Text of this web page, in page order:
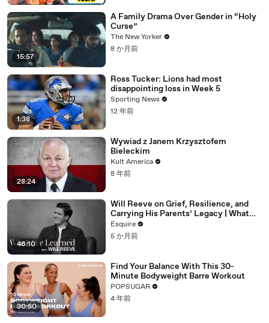
15:57
A Family Drama Over Gender in “Holy
Curse”
The New Yorker
8 か月前
1:38
Ross Tucker: Lions had most
disappointing loss in Week 5
Sporting News
12 年前
28:24
Wywiad z Janem Krzysztofem
Bieleckim
Kult America
8 年前
46:10
Will Reeve on Grief, Resilience, and
Carrying His Parents’ Legacy | What
I’ve Learned | Esquire
Esquire
5 か月前
30:50
Find Your Balance With This 30-
Minute Bodyweight Barre Workout
POPSUGAR
4 年前